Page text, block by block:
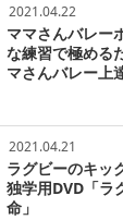
2021.04.22
ママさんバレー
な練習で極める
マさんバレー上
2021.04.21
ラグビーのキッ
独学用DVD「ラ
命」